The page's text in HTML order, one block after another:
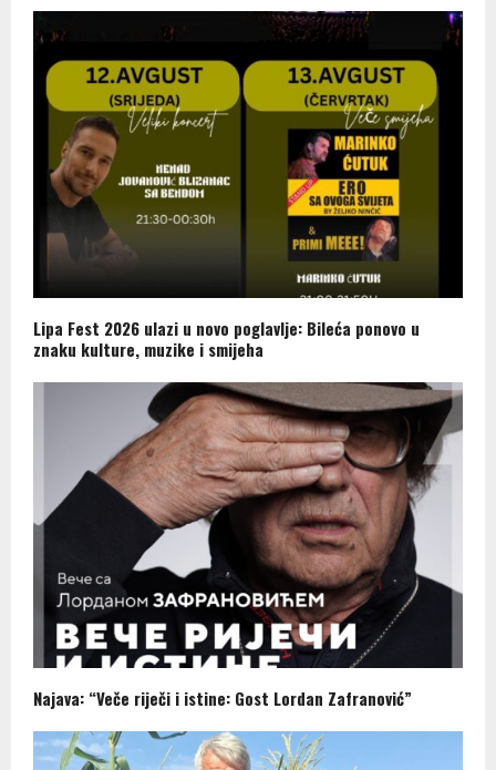
Lipa Fest 2026 ulazi u novo poglavlje: Bileća ponovo u
znaku kulture, muzike i smijeha
Najava: “Veče riječi i istine: Gost Lordan Zafranović”